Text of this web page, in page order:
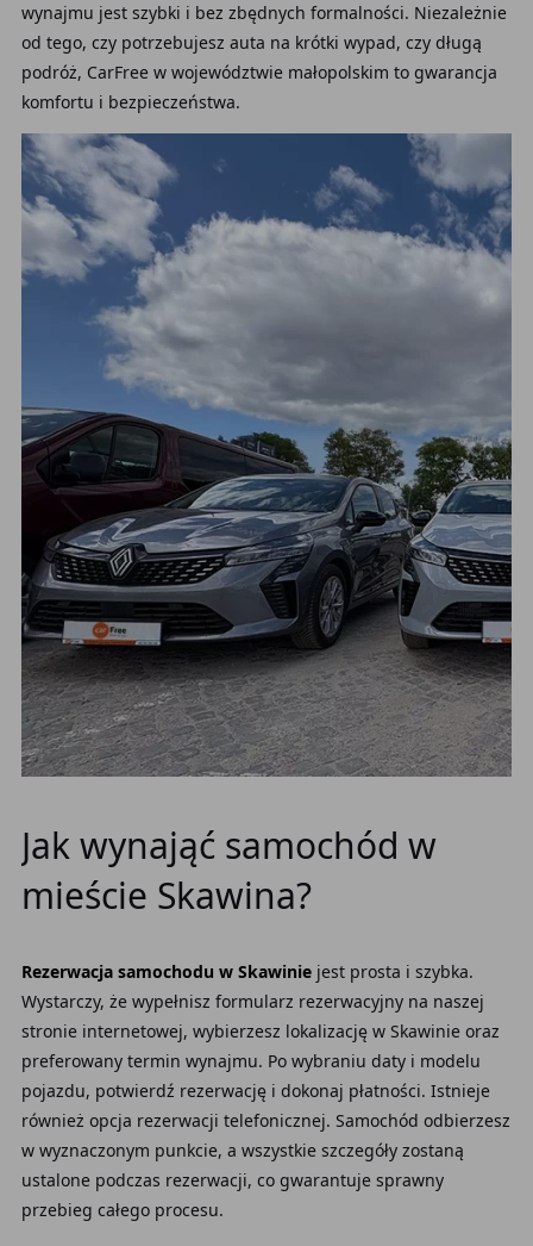
wynajmu jest szybki i bez zbędnych formalności. Niezależnie
od tego, czy potrzebujesz auta na krótki wypad, czy długą
podróż, CarFree w województwie małopolskim to gwarancja
komfortu i bezpieczeństwa.
Jak wynająć samochód w
mieście Skawina?
Rezerwacja samochodu w Skawiniejest prosta i szybka.
Wystarczy, że wypełnisz formularz rezerwacyjny na naszej
stronie internetowej, wybierzesz lokalizację w Skawinie oraz
preferowany termin wynajmu. Po wybraniu daty i modelu
pojazdu, potwierdź rezerwację i dokonaj płatności. Istnieje
również opcja rezerwacji telefonicznej. Samochód odbierzesz
w wyznaczonym punkcie, a wszystkie szczegóły zostaną
ustalone podczas rezerwacji, co gwarantuje sprawny
przebieg całego procesu.